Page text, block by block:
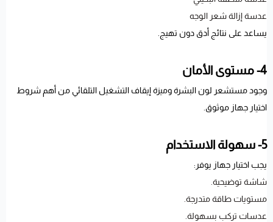
عدسة إزالة شعر الوجه
يساعد على نتائج أدق دون تهيج.
4- مستوى الأمان
وجود مستشعر لون البشرة وميزة إيقاف التشغيل التلقائي من أهم شروط
اختيار جهاز موثوق.
5- سهولة الاستخدام
يجب اختيار جهاز يوفر:
شاشة توضيحية.
مستويات طاقة متدرجة.
عدسات تركب بسهولة.